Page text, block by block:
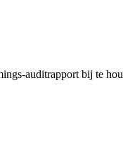
auditrapport bij te